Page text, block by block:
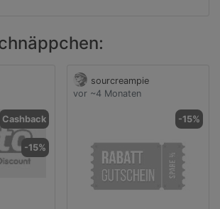
Cashback
-15%
sourcreampie
vor ~4 Monaten
-15%